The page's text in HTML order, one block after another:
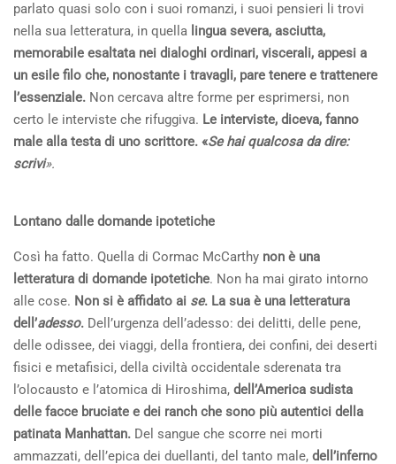
parlato quasi solo con i suoi romanzi, i suoi pensieri li trovi
nella sua letteratura, in quella lingua severa, asciutta,
memorabile esaltata nei dialoghi ordinari, viscerali, appesi a
un esile filo che, nonostante i travagli, pare tenere e trattenere
l’essenziale. Non cercava altre forme per esprimersi, non
certo le interviste che rifuggiva. Le interviste, diceva, fanno
male alla testa di uno scrittore. «Se hai qualcosa da dire:
scrivi».
Lontano dalle domande ipotetiche
Così ha fatto. Quella di Cormac McCarthy non è una
letteratura di domande ipotetiche. Non ha mai girato intorno
alle cose. Non si è affidato ai se. La sua è una letteratura
dell’adesso. Dell’urgenza dell’adesso: dei delitti, delle pene,
delle odissee, dei viaggi, della frontiera, dei confini, dei deserti
fisici e metafisici, della civiltà occidentale sderenata tra
l’olocausto e l’atomica di Hiroshima, dell’America sudista
delle facce bruciate e dei ranch che sono più autentici della
patinata Manhattan. Del sangue che scorre nei morti
ammazzati, dell’epica dei duellanti, del tanto male, dell’inferno